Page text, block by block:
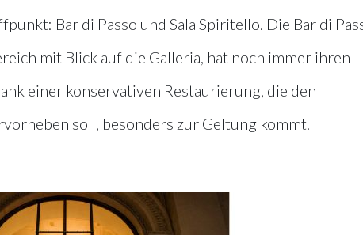
Bar di Passo und Sala Spiritello. Die Bar di
mit Blick auf die Galleria, hat noch immer ihren
einer konservativen Restaurierung, die den
soll, besonders zur Geltung kommt.